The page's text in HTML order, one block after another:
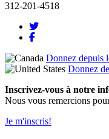
312-201-4518
Donnez depuis
Donnez
Inscrivez-vous à notre
Nous vous remercions
Je m'inscris!